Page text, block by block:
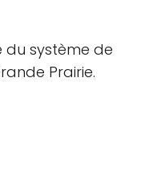
du système de
Prairie.